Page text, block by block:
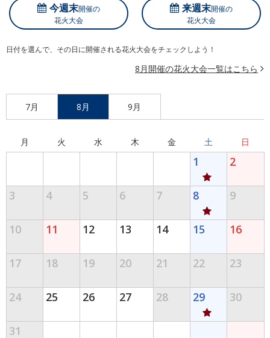
今週末開催の
花火大会
来週末開催の
花火大会
日付を選んで、その日に開催される花火大会をチェックしよう！
8月開催の花火大会一覧はこちら
7月 8月 9月
月 火 水 木 金 土 日
1 2
3 4 5 6 7 8 9
10 11 12 13 14 15 16
17 18 19 20 21 22 23
24 25 26 27 28 29 30
31